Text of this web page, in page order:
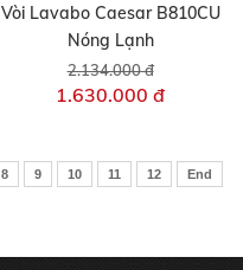
Vòi Lavabo Caesar B810CU
Nóng Lạnh
2.134.000 đ
1.630.000 đ
8 9 10 11 12 End